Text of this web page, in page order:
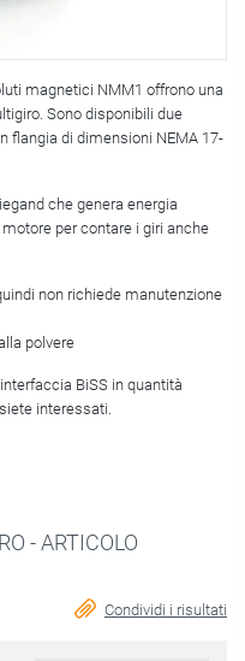
magnetici NMM1 offrono una
Sono disponibili due
flangia di dimensioni NEMA 17-
che genera energia
per contare i giri anche
non richiede manutenzione
polvere
BiSS in quantità
interessati.
- ARTICOLO
Condividi i risultati